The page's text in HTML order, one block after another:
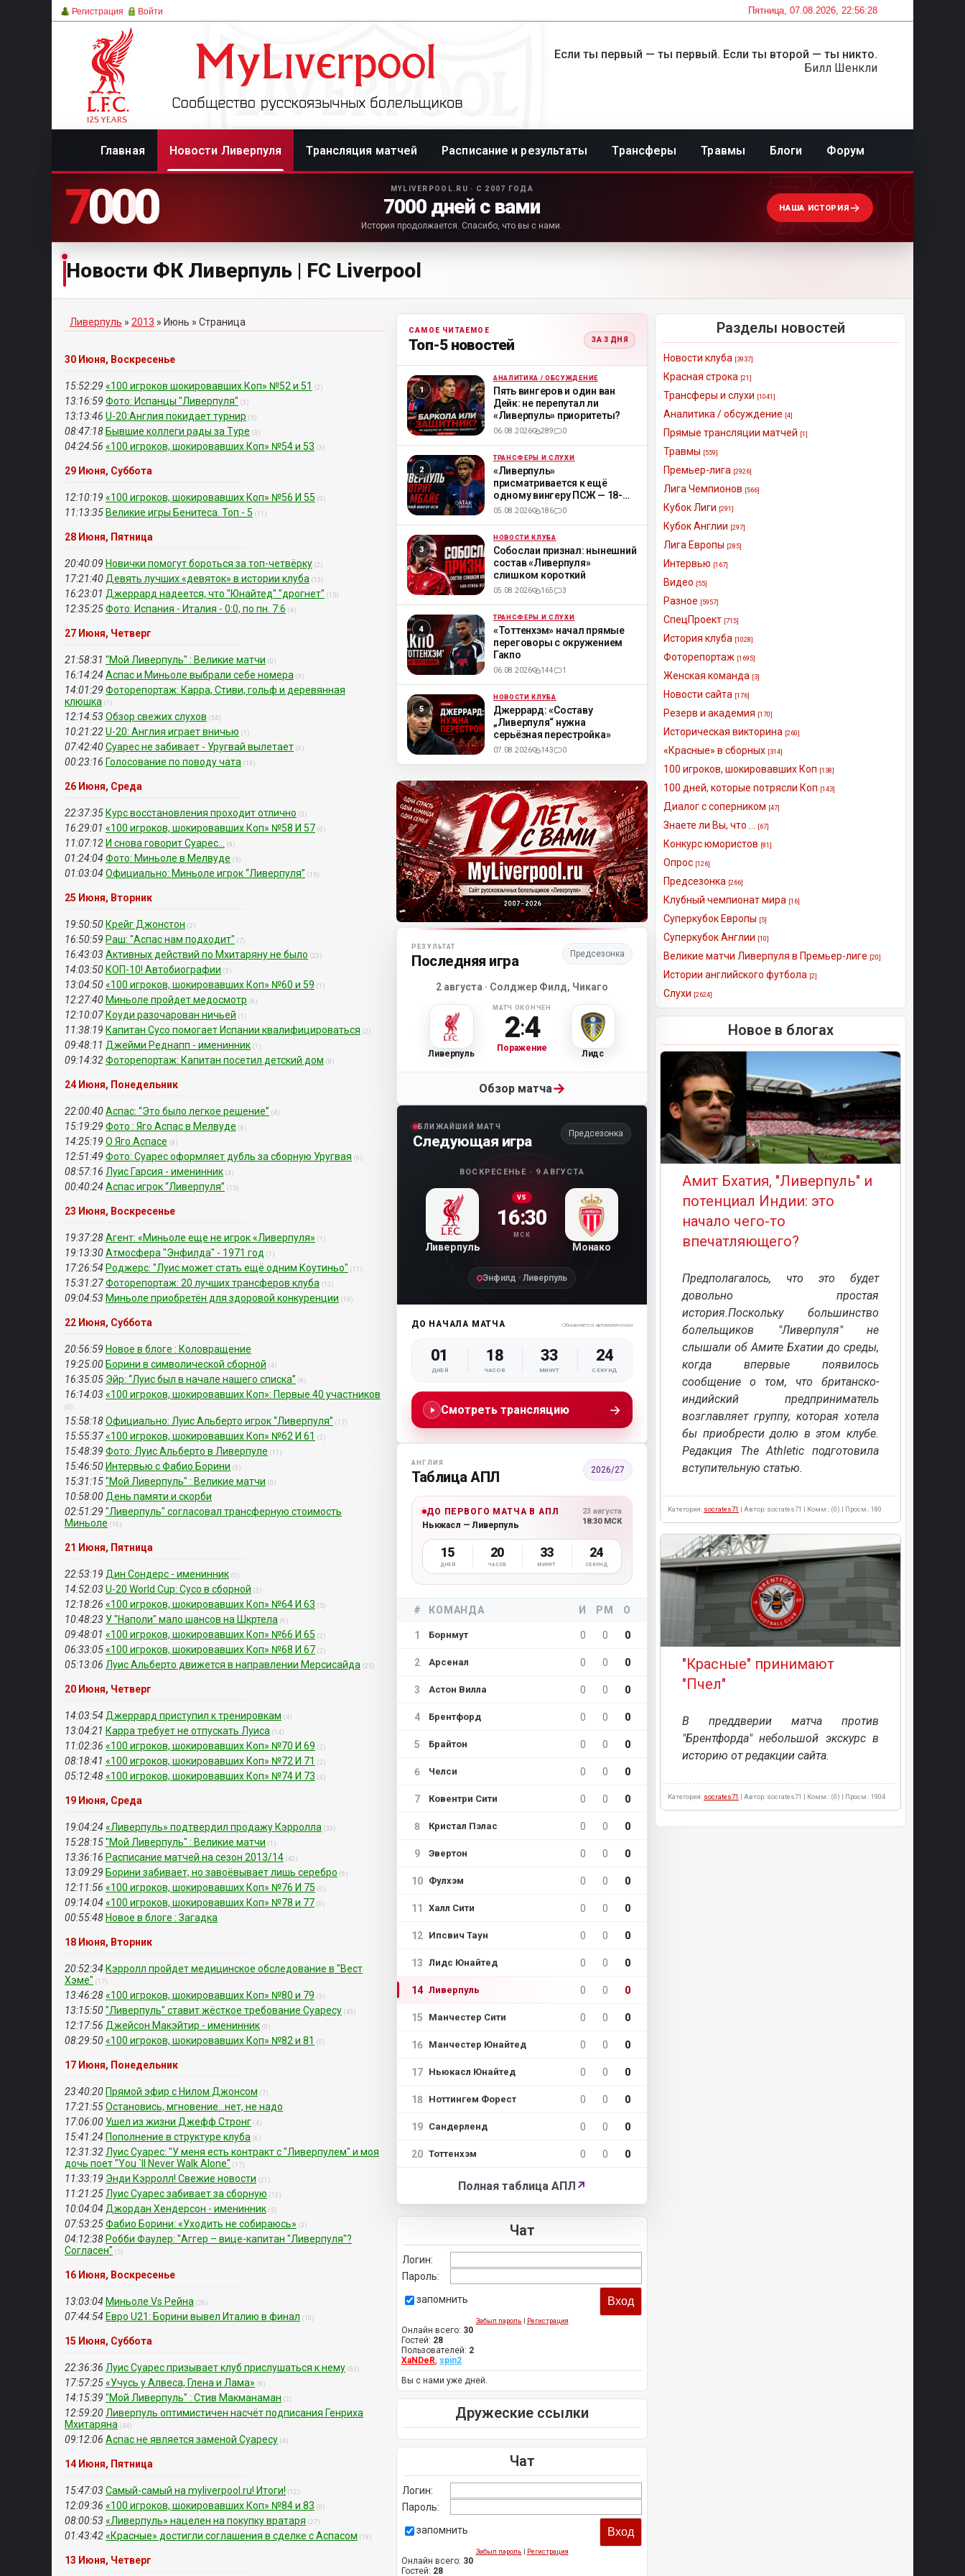
Пятница, 07.08.2026, 22:56:28
Регистрация Войти
Если ты первый — ты первый. Если ты второй — ты никто.
Билл Шенкли
Главная Новости Ливерпуля Трансляция матчей Расписание и результаты Трансферы Травмы Блоги Форум
7000
7000 MYLIVERPOOL.RU · С 2007 ГОДА
7000 дней с вами
История продолжается. Спасибо, что вы с нами.
НАША ИСТОРИЯ
Новости ФК Ливерпуль | FC Liverpool
Ливерпуль » 2013 » Июнь » Страница
30 Июня, Воскресенье
15:52:29 «100 игроков шокировавших Коп» №52 и 51 (2)
13:16:59 Фото: Испанцы "Ливерпуля" (3)
13:13:46 U-20:Англия покидает турнир (5)
08:47:18 Бывшие коллеги рады за Туре (3)
04:24:56 «100 игроков, шокировавших Коп» №54 и 53 (3)
29 Июня, Суббота
12:10:19 «100 игроков, шокировавших Коп» №56 И 55 (0)
11:13:35 Великие игры Бенитеса. Топ - 5 (11)
28 Июня, Пятница
20:40:09 Новички помогут бороться за топ-четвёрку (2)
17:21:40 Девять лучших «девяток» в истории клуба (13)
16:23:01 Джеррард надеется, что "Юнайтед" "дрогнет" (15)
12:35:25Фото: Испания - Италия - 0:0, по пн. 7:6 (4)
27 Июня, Четверг
21:58:31 "Мой Ливерпуль" : Великие матчи (0)
16:14:24 Аспас и Миньоле выбрали себе номера (9)
14:01:29 Фоторепортаж: Карра, Стиви, гольф и деревянная
клюшка (1)
12:14:53 Обзор свежих слухов (34)
10:21:22U-20: Англия играет вничью (1)
07:42:40Суарес не забивает - Уругвай вылетает (6)
00:23:16 Голосование по поводу чата (19)
26 Июня, Среда
22:37:35 Курс восстановления проходит отлично (3)
16:29:01 «100 игроков, шокировавших Коп» №58 И 57 (0)
11:07:12 И снова говорит Суарес... (8)
01:24:04 Фото: Миньоле в Мелвуде (5)
01:03:04 Официально: Миньоле игрок “Ливерпуля” (15)
25 Июня, Вторник
19:50:50 Крейг Джонстон (2)
16:50:59 Раш: "Аспас нам подходит" (7)
16:43:03 Активных действий по Мхитаряну не было (23)
14:03:50 КОП-10! Автобиографии (3)
13:04:50«100 игроков, шокировавших Коп» №60 и 59 (1)
12:27:40 Миньоле пройдет медосмотр (6)
12:10:07 Коуди разочарован ничьей (1)
11:38:19 Капитан Сусо помогает Испании квалифицироваться (2)
09:48:11 Джейми Реднапп - именинник (1)
09:14:32Фоторепортаж: Капитан посетил детский дом (8)
24 Июня, Понедельник
22:00:40Аспас: “Это было легкое решение” (4)
15:19:29 Фото : Яго Аспас в Мелвуде (6)
14:25:19 О Яго Аспасе (8)
12:51:49 Фото: Суарес оформляет дубль за сборную Уругвая (6)
08:57:16 Луис Гарсия - именинник (4)
00:40:24 Аспас игрок “Ливерпуля” (15)
23 Июня, Воскресенье
19:37:28Агент: «Миньоле еще не игрок «Ливерпуля» (1)
19:13:30Атмосфера "Энфилда" - 1971 год (1)
17:26:54 Роджерс: "Луис может стать ещё одним Коутиньо" (11)
15:31:27Фоторепортаж: 20 лучших трансферов клуба (12)
09:04:53 Миньоле приобретён для здоровой конкуренции (19)
22 Июня, Суббота
20:56:59 Новое в блоге : Коловращение
19:25:00 Борини в символической сборной (4)
16:35:05 Эйр: “Луис был в начале нашего списка” (8)
16:14:03 «100 игроков, шокировавших Коп»: Первые 40 участников
(0)
15:58:18Официально: Луис Альберто игрок “Ливерпуля” (17)
15:55:37«100 игроков, шокировавших Коп» №62 И 61 (2)
15:48:39 Фото: Луис Альберто в Ливерпуле (11)
15:46:50 Интервью с Фабио Борини (3)
15:31:15"Мой Ливерпуль" : Великие матчи (0)
10:58:00 День памяти и скорби
02:51:29 "Ливерпуль" согласовал трансферную стоимость
Миньоле (16)
21 Июня, Пятница
22:53:19 Дин Сондерс - именинник (0)
14:52:03 U-20 World Cup: Сусо в сборной (3)
12:18:26 «100 игроков, шокировавших Коп» №64 И 63 (5)
10:48:23 У "Наполи" мало шансов на Шкртела (6)
09:48:01 «100 игроков, шокировавших Коп» №66 И 65 (2)
06:33:05«100 игроков, шокировавших Коп» №68 И 67 (2)
05:13:06 Луис Альберто движется в направлении Мерсисайда (25)
20 Июня, Четверг
14:03:54 Джеррард приступил к тренировкам (4)
13:04:21 Карра требует не отпускать Луиса (14)
11:02:36 «100 игроков, шокировавших Коп» №70 И 69 (2)
08:18:41 «100 игроков, шокировавших Коп» №72 И 71 (2)
05:12:48«100 игроков, шокировавших Коп» №74 И 73 (4)
19 Июня, Среда
19:04:24 «Ливерпуль» подтвердил продажу Кэрролла (33)
15:28:15"Мой Ливерпуль" : Великие матчи (1)
13:36:16 Расписание матчей на сезон 2013/14 (42)
13:09:29 Борини забивает, но завоёвывает лишь серебро (6)
12:11:56 «100 игроков, шокировавших Коп» №76 И 75 (0)
09:14:04 «100 игроков, шокировавших Коп» №78 и 77 (0)
00:55:48 Новое в блоге : Загадка
18 Июня, Вторник
20:52:34 Кэрролл пройдет медицинское обследование в "Вест
Хэме" (17)
13:46:28«100 игроков, шокировавших Коп» №80 и 79 (3)
13:15:50"Ливерпуль" ставит жёсткое требование Суаресу (43)
12:17:56 Джейсон Макэйтир - именинник (0)
08:29:50«100 игроков, шокировавших Коп» №82 и 81 (0)
17 Июня, Понедельник
23:40:20 Прямой эфир с Нилом Джонсом (7)
17:21:55Остановись, мгновение...нет, не надо
17:06:00 Ушел из жизни Джефф Стронг (4)
15:41:24 Пополнение в структуре клуба (6)
12:31:32 Луис Суарес: "У меня есть контракт с "Ливерпулем" и моя
дочь поет "You `ll Never Walk Alone" (17)
11:33:19 Энди Кэрролл! Свежие новости (21)
11:21:25 Луис Суарес забивает за cборную (13)
10:04:04 Джордан Хендерсон - именинник (5)
07:53:25Фабио Борини: «Уходить не собираюсь» (3)
04:12:38 Робби Фаулер: "Аггер – вице-капитан "Ливерпуля"?
Cогласен" (5)
16 Июня, Воскресенье
13:03:04 Миньоле Vs Рейна (26)
07:44:54 Евро U21: Борини вывел Италию в финал (10)
15 Июня, Суббота
22:36:36 Луис Суарес призывает клуб прислушаться к нему (63)
17:57:25«Учусь у Алвеса, Глена и Лама» (8)
14:15:39 "Мой Ливерпуль" : Стив Макманаман (2)
12:59:20 Ливерпуль оптимистичен насчёт подписания Генриха
Мхитаряна (44)
09:12:06 Аспас не является заменой Суаресу (4)
14 Июня, Пятница
15:47:03 Самый-самый на myliverpool.ru! Итоги! (12)
12:09:36 «100 игроков, шокировавших Коп» №84 и 83 (0)
08:00:53 «Ливерпуль» нацелен на покупку вратаря (27)
01:43:42«Красные» достигли соглашения в сделке с Аспасом (18)
13 Июня, Четверг
САМОЕ ЧИТАЕМОЕ
Топ-5 новостей ЗА 3 ДНЯ
ML АНАЛИТИКА / ОБСУЖДЕНИЕ
Пять вингеров и один ван
Дейк: не перепутал ли
«Ливерпуль» приоритеты?
06.08.2026 289 0
ML ТРАНСФЕРЫ И СЛУХИ
«Ливерпуль»
присматривается к ещё
одному вингеру ПСЖ — 18-
летнему Мбайе
05.08.2026 186 0
ML НОВОСТИ КЛУБА
Собослаи признал: нынешний
состав «Ливерпуля»
слишком короткий
05.08.2026 165 3
ML ТРАНСФЕРЫ И СЛУХИ
«Тоттенхэм» начал прямые
переговоры с окружением
Гакпо
06.08.2026 144 1
ML НОВОСТИ КЛУБА
Джеррард: «Составу
„Ливерпуля“ нужна
серьёзная перестройка»
07.08.2026 143 0
Матч-центр «Ливерпуля»
РЕЗУЛЬТАТ
Последняя игра Предсезонка
2 августа · Солджер Филд, Чикаго
Ливерпуль
МАТЧ ОКОНЧЕН
2:4
Поражение
Лидс
Обзор матча→
БЛИЖАЙШИЙ МАТЧ
Следующая игра Предсезонка
ВОСКРЕСЕНЬЕ · 9 АВГУСТА
Ливерпуль
VS
16:30
МСК
Монако
Энфилд · Ливерпуль
ДО НАЧАЛА МАТЧА Обновляется автоматически
01
ДНЕЙ
18
ЧАСОВ
33
МИНУТ
23
СЕКУНД
Смотреть трансляцию →
АНГЛИЯ
Таблица АПЛ 2026/27
ДО ПЕРВОГО МАТЧА В АПЛ
Ньюкасл — Ливерпуль
23 августа
18:30 МСК
15
ДНЕЙ
20
ЧАСОВ
33
МИНУТ
23
СЕКУНД
# КОМАНДА И РМ О
1 Борнмут 0 0 0
2 Арсенал 0 0 0
3 Астон Вилла 0 0 0
4 Брентфорд 0 0 0
5 Брайтон 0 0 0
6 Челси 0 0 0
7 Ковентри Сити 0 0 0
8 Кристал Пэлас 0 0 0
9 Эвертон 0 0 0
10 Фулхэм 0 0 0
11 Халл Сити 0 0 0
12 Ипсвич Таун 0 0 0
13 Лидс Юнайтед 0 0 0
14 Ливерпуль 0 0 0
15 Манчестер Сити 0 0 0
16 Манчестер Юнайтед 0 0 0
17 Ньюкасл Юнайтед 0 0 0
18 Ноттингем Форест 0 0 0
19 Сандерленд 0 0 0
20 Тоттенхэм 0 0 0
Полная таблица АПЛ ↗
Чат
Логин:
Пароль:
запомнить
Забыл пароль | Регистрация
Онлайн всего: 30
Гостей: 28
Пользователей: 2
XaNDeR, spin2
Вы с нами уже дней.
Дружеские ссылки
Чат
Логин:
Пароль:
запомнить
Забыл пароль | Регистрация
Онлайн всего: 30
Гостей: 28
Разделы новостей
Новости клуба [3937]
Красная строка [21]
Трансферы и слухи [1041]
Аналитика / обсуждение [4]
Прямые трансляции матчей [1]
Травмы [559]
Премьер-лига [2926]
Лига Чемпионов [566]
Кубок Лиги [291]
Кубок Англии [297]
Лига Европы [285]
Интервью [167]
Видео [55]
Разное [5957]
СпецПроект [715]
История клуба [1028]
Фоторепортаж [1695]
Женская команда [3]
Новости сайта [176]
Резерв и академия [170]
Историческая викторина [260]
«Красные» в сборных [314]
100 игроков, шокировавших Коп [138]
100 дней, которые потрясли Коп [143]
Диалог с соперником [47]
Знаете ли Вы, что ... [67]
Конкурс юмористов [81]
Опрос [126]
Предсезонка [266]
Клубный чемпионат мира [16]
Суперкубок Европы [5]
Суперкубок Англии [10]
Великие матчи Ливерпуля в Премьер-лиге [20]
Истории английского футбола [2]
Слухи [2624]
Новое в блогах
Амит Бхатия, "Ливерпуль" и
потенциал Индии: это
начало чего-то
впечатляющего?
Предполагалось, что это будет
довольно простая
история.Поскольку большинство
болельщиков "Ливерпуля" не
слышали об Амите Бхатии до среды,
когда впервые появилось
сообщение о том, что британско-
индийский предприниматель
возглавляет группу, которая хотела
бы приобрести долю в этом клубе.
Редакция The Athletic подготовила
вступительную статью.
Категория: socrates71 | Автор: socrates71 | Комм.: (0) | Просм.: 180
"Красные" принимают
"Пчел"
В преддверии матча против
"Брентфорда" небольшой экскурс в
историю от редакции сайта.
Категория: socrates71 | Автор: socrates71 | Комм.: (0) | Просм.: 1904